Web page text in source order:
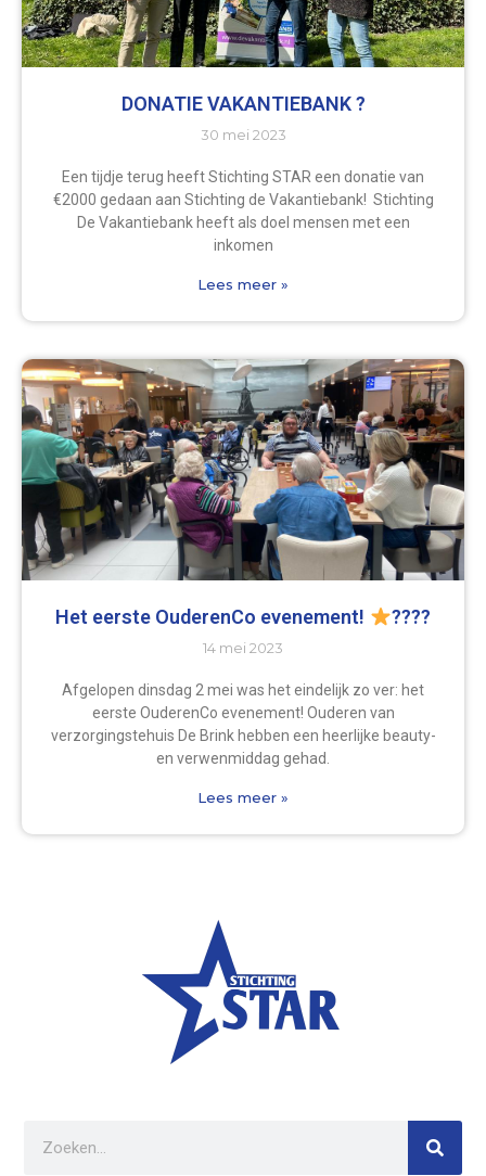
DONATIE VAKANTIEBANK ?
30 mei 2023
Een tijdje terug heeft Stichting STAR een donatie van
€2000 gedaan aan Stichting de Vakantiebank! Stichting
De Vakantiebank heeft als doel mensen met een
inkomen
Lees meer »
Het eerste OuderenCo evenement! ????
14 mei 2023
Afgelopen dinsdag 2 mei was het eindelijk zo ver: het
eerste OuderenCo evenement! Ouderen van
verzorgingstehuis De Brink hebben een heerlijke beauty-
en verwenmiddag gehad.
Lees meer »